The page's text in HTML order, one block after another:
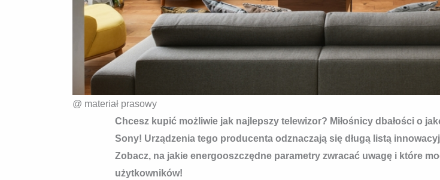
@ materiał prasowy
Chcesz kupić możliwie jak najlepszy telewizor? Miłośnicy dbałości o
Sony! Urządzenia tego producenta odznaczają się długą listą
Zobacz, na jakie energooszczędne parametry zwracać uwagę i które
użytkowników!